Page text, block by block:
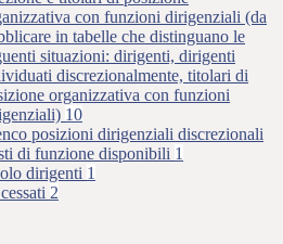
con funzioni dirigenziali (da
in tabelle che distinguano le
situazioni: dirigenti, dirigenti
discrezionalmente, titolari di
organizzativa con funzioni
10
posizioni dirigenziali discrezionali
di funzione disponibili 1
dirigenti 1
2